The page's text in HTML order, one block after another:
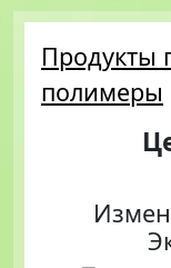
Продукты
полимеры